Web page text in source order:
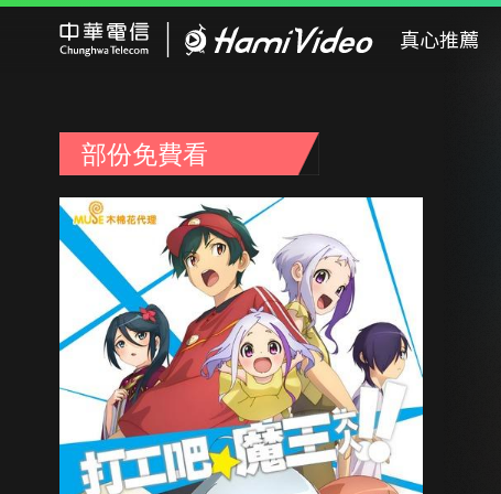
真心推薦
部份免費看